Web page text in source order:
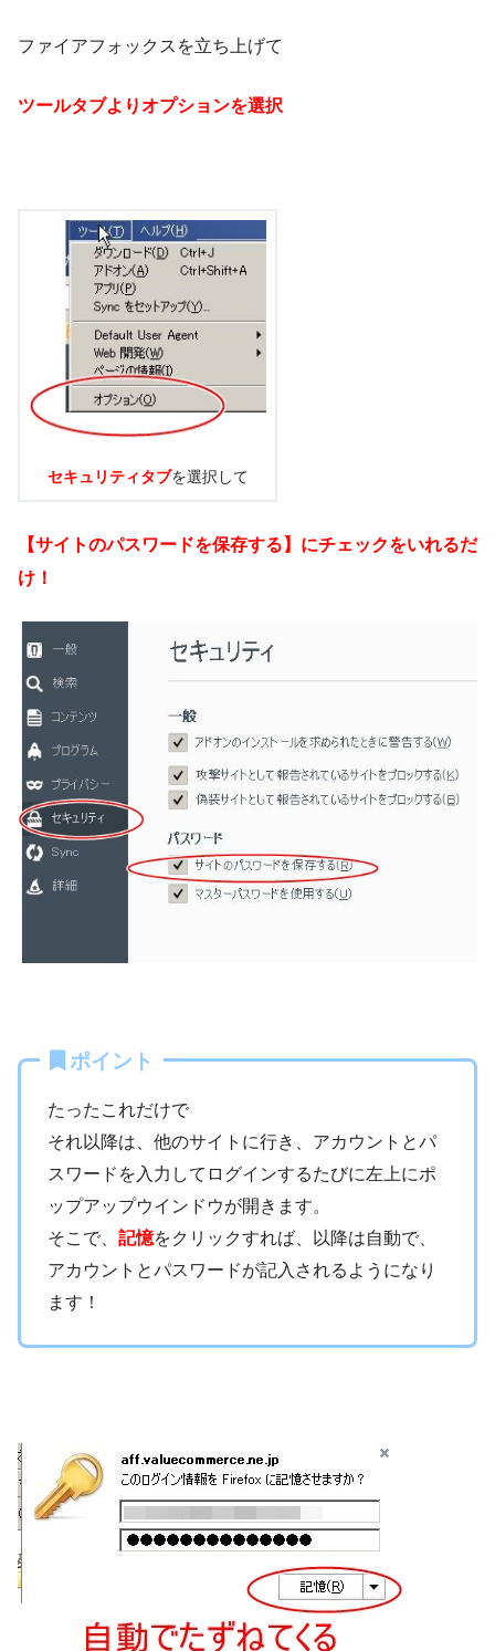
ファイアフォックスを立ち上げて
ツールタブよりオプションを選択
セキュリティタブを選択して
【サイトのパスワードを保存する】にチェックをいれるだ
け！
ポイント
たったこれだけで
それ以降は、他のサイトに行き、アカウントとパ
スワードを入力してログインするたびに左上にポ
ップアップウインドウが開きます。
そこで、 記憶をクリックすれば、以降は自動で、
アカウントとパスワードが記入されるようになり
ます！